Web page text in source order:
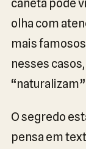
caneta pode
olha com
mais
nesses
O segredo
pensa em